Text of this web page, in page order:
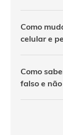
Como
celular e
Como
falso e